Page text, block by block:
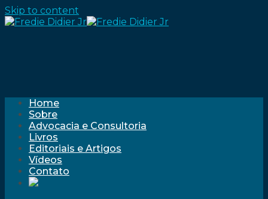
Skip to content
Home
Sobre
Advocacia e Consultoria
Livros
Editoriais e Artigos
Vídeos
Contato